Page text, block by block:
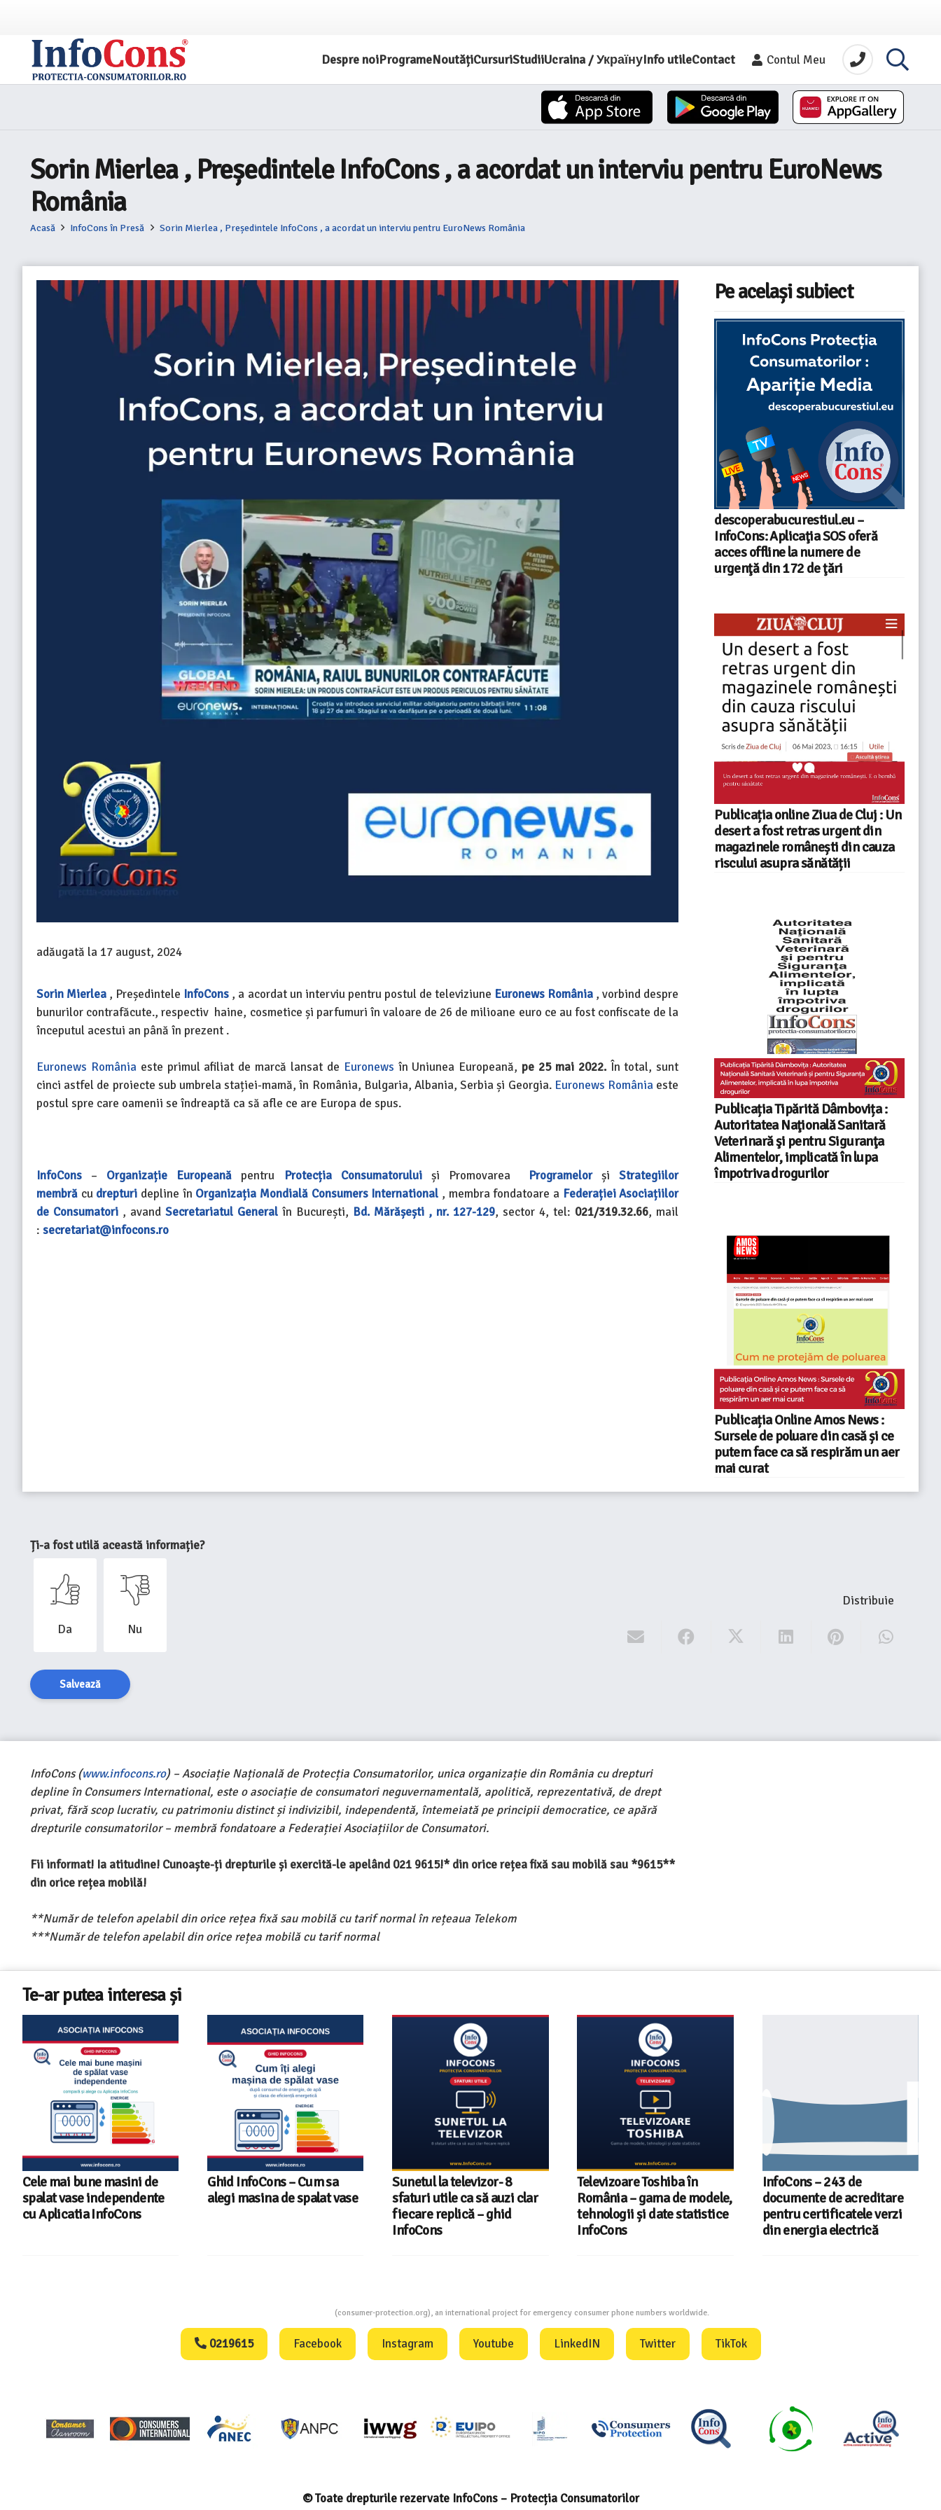
Despre noiProgrameNoutățiCursuriStudiiUcraina / УкраїнуInfo utileContact Contul Meu
Sorin Mierlea , Președintele InfoCons , a acordat un interviu pentru EuroNews
România
Acasă InfoCons în Presă Sorin Mierlea , Președintele InfoCons , a acordat un interviu pentru EuroNews România
adăugată la 17 august, 2024
Sorin Mierlea , Președintele InfoCons , a acordat un interviu pentru postul de televiziune Euronews România , vorbind despre
bunurilor contrafăcute., respectiv haine, cosmetice și parfumuri în valoare de 26 de milioane euro ce au fost confiscate de la
începutul acestui an până în prezent .
Euronews România este primul afiliat de marcă lansat de Euronews în Uniunea Europeană, pe 25 mai 2022.În total, sunt
cinci astfel de proiecte sub umbrela stației-mamă, în România, Bulgaria, Albania, Serbia și Georgia. Euronews România este
postul spre care oamenii se îndreaptă ca să afle ce are Europa de spus.
InfoCons – Organizație Europeană pentru Protecția Consumatorului și Promovarea Programelor șiStrategiilor
membră cu drepturi depline în Organizația Mondială Consumers International , membra fondatoare a Federației Asociațiilor
de Consumatori , avandSecretariatul General în București, Bd. Mărășești , nr. 127-129, sector 4, tel: 021/319.32.66, mail
: secretariat@infocons.ro
Pe același subiect
descoperabucurestiul.eu –
InfoCons: Aplicaţia SOS oferă
acces offline la numere de
urgenţă din 172 de ţări
Publicația online Ziua de Cluj : Un
desert a fost retras urgent din
magazinele românești din cauza
riscului asupra sănătății
Publicația Tipărită Dâmbovița :
Autoritatea Naţională Sanitară
Veterinară şi pentru Siguranţa
Alimentelor, implicată în lupa
împotriva drogurilor
Publicația Online Amos News :
Sursele de poluare din casă și ce
putem face ca să respirăm un aer
mai curat
Ți-a fost utilă această informație?
Da Nu
Salvează
Distribuie
InfoCons (www.infocons.ro) – Asociație Națională de Protecția Consumatorilor, unica organizație din România cu drepturi
depline în Consumers International, este o asociație de consumatori neguvernamentală, apolitică, reprezentativă, de drept
privat, fără scop lucrativ, cu patrimoniu distinct și indivizibil, independentă, întemeiată pe principii democratice, ce apără
drepturile consumatorilor – membră fondatoare a Federației Asociațiilor de Consumatori.
Fii informat! Ia atitudine! Cunoaște-ți drepturile și exercită-le apelând 021 9615!* din orice rețea fixă sau mobilă sau *9615**
din orice rețea mobilă!
**Număr de telefon apelabil din orice rețea fixă sau mobilă cu tarif normal în rețeaua Telekom
***Număr de telefon apelabil din orice rețea mobilă cu tarif normal
Te-ar putea interesa și
Cele mai bune masini de
spalat vase independente
cu Aplicatia InfoCons
Ghid InfoCons – Cum sa
alegi masina de spalat vase
Sunetul la televizor- 8
sfaturi utile ca să auzi clar
fiecare replică – ghid
InfoCons
Televizoare Toshiba în
România – gama de modele,
tehnologii și date statistice
InfoCons
InfoCons – 243 de
documente de acreditare
pentru certificatele verzi
din energia electrică
(consumer-protection.org), an international project for emergency consumer phone numbers worldwide.
0219615 Facebook Instagram Youtube LinkedIN Twitter TikTok
© Toate drepturile rezervate InfoCons – Protecția Consumatorilor